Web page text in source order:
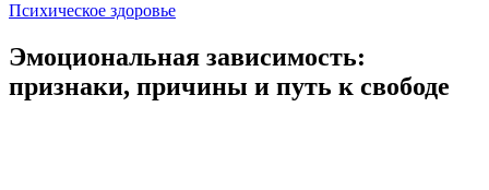
Психическое здоровье
Эмоциональная зависимость:
признаки, причины и путь к свободе